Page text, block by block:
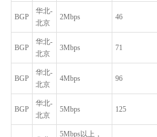
BGP
华北-
北京
2Mbps 46
BGP
华北-
北京
3Mbps 71
BGP
华北-
北京
4Mbps 96
BGP
华北-
北京
5Mbps 125
5Mbps以上，